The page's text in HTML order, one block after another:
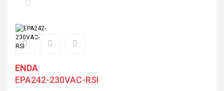
ENDA
EPA242-230VAC-RSI